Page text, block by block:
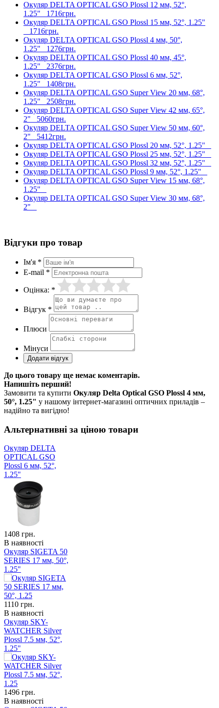
Окуляр DELTA OPTICAL GSO Plossl 12 мм, 52°,
1.25" 1716грн.
Окуляр DELTA OPTICAL GSO Plossl 15 мм, 52°, 1.25"
1716грн.
Окуляр DELTA OPTICAL GSO Plossl 4 мм, 50°,
1.25" 1276грн.
Окуляр DELTA OPTICAL GSO Plossl 40 мм, 45°,
1.25" 2376грн.
Окуляр DELTA OPTICAL GSO Plossl 6 мм, 52°,
1.25" 1408грн.
Окуляр DELTA OPTICAL GSO Super View 20 мм, 68°,
1.25" 2508грн.
Окуляр DELTA OPTICAL GSO Super View 42 мм, 65°,
2" 5060грн.
Окуляр DELTA OPTICAL GSO Super View 50 мм, 60°,
2" 5412грн.
Окуляр DELTA OPTICAL GSO Plossl 20 мм, 52°, 1.25"
Окуляр DELTA OPTICAL GSO Plossl 25 мм, 52°, 1.25"
Окуляр DELTA OPTICAL GSO Plossl 32 мм, 52°, 1.25"
Окуляр DELTA OPTICAL GSO Plossl 9 мм, 52°, 1.25"
Окуляр DELTA OPTICAL GSO Super View 15 мм, 68°,
1.25"
Окуляр DELTA OPTICAL GSO Super View 30 мм, 68°,
2"
Відгуки про товар
Ім'я *
E-mail *
Оцінка: *
Відгук *
Плюси
Мінуси
До цього товару ще немає коментарів.
Напишіть перший!
Замовити та купити Окуляр Delta Optical GSO Plossl 4 мм,
50°, 1.25" у нашому інтернет-магазині оптичних приладів –
надійно та вигідно!
Альтернативні за ціною товари
Окуляр DELTA
OPTICAL GSO
Plossl 6 мм, 52°,
1.25"
1408 грн.
В наявності
Окуляр SIGETA 50
SERIES 17 мм, 50°,
1.25"
1110 грн.
В наявності
Окуляр SKY-
WATCHER Silver
Plossl 7.5 мм, 52°,
1.25"
1496 грн.
В наявності